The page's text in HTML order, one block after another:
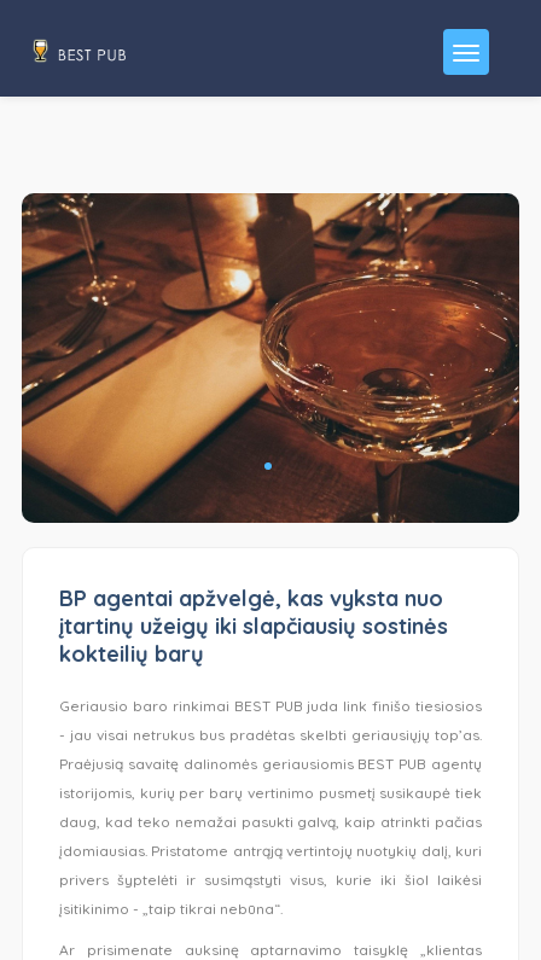
BP agentai apžvelgė, kas vyksta nuo
įtartinų užeigų iki slapčiausių sostinės
kokteilių barų
Geriausio baro rinkimai BEST PUB juda link finišo tiesiosios
- jau visai netrukus bus pradėtas skelbti geriausiųjų top’as.
Praėjusią savaitę dalinomės geriausiomis BEST PUB agentų
istorijomis, kurių per barų vertinimo pusmetį susikaupė tiek
daug, kad teko nemažai pasukti galvą, kaip atrinkti pačias
įdomiausias. Pristatome antrąją vertintojų nuotykių dalį, kuri
privers šyptelėti ir susimąstyti visus, kurie iki šiol laikėsi
įsitikinimo - „taip tikrai nebūna“.
Ar prisimenate auksinę aptarnavimo taisyklę „klientas